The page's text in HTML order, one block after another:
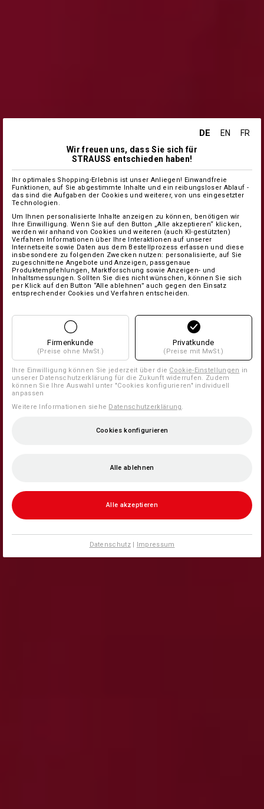
DE EN
FR
Wir freuen uns, dass Sie sich für
STRAUSS entschieden haben!
Ihr optimales Shopping-Erlebnis ist unser Anliegen! Einwandfreie
Funktionen, auf Sie abgestimmte Inhalte und ein reibungsloser Ablauf -
das sind die Aufgaben der Cookies und weiterer, von uns eingesetzter
Technologien.
Um Ihnen personalisierte Inhalte anzeigen zu können, benötigen wir
Ihre Einwilligung. Wenn Sie auf den Button „Alle akzeptieren“ klicken,
werden wir anhand von Cookies und weiteren (auch KI-gestützten)
Verfahren Informationen über Ihre Interaktionen auf unserer
Internetseite sowie Daten aus dem Bestellprozess erfassen und diese
insbesondere zu folgenden Zwecken nutzen: personalisierte, auf Sie
zugeschnittene Angebote und Anzeigen, passgenaue
Produktempfehlungen, Marktforschung sowie Anzeigen- und
Inhaltsmessungen. Sollten Sie dies nicht wünschen, können Sie sich
per Klick auf den Button “Alle ablehnen” auch gegen den Einsatz
entsprechender Cookies und Verfahren entscheiden.
Firmenkunde
(Preise ohne MwSt.)
Privatkunde
(Preise mit MwSt.)
Ihre Einwilligung können Sie jederzeit über die Cookie-Einstellungen in
unserer Datenschutzerklärung für die Zukunft widerrufen. Zudem
können Sie Ihre Auswahl unter "Cookies konfigurieren" individuell
anpassen
Weitere Informationen siehe Datenschutzerklärung
Cookies konfigurieren
Alle ablehnen
Alle akzeptieren
Datenschutz| Impressum